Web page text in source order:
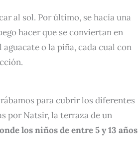
al sol. Por último, se hacía una
hacer que se conviertan en
o la piña, cada cual con
para cubrir los diferentes
por Natsir, la terraza de un
los niños de entre 5 y 13 años